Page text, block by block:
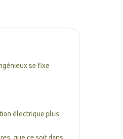
se fixe
électrique plus